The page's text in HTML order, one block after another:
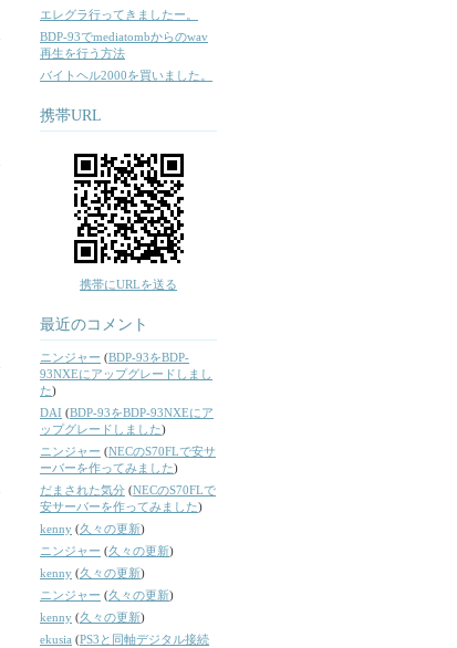
エレグラ行ってきましたー。
BDP-93でmediatombからのwav
再生を行う方法
バイトヘル2000を買いました。
携帯URL
携帯にURLを送る
最近のコメント
ニンジャー (BDP-93をBDP-
93NXEにアップグレードしまし
た)
DAI (BDP-93をBDP-93NXEにア
ップグレードしました)
ニンジャー (NECのS70FLで安サ
ーバーを作ってみました)
だまされた気分 (NECのS70FLで
安サーバーを作ってみました)
kenny (久々の更新)
ニンジャー (久々の更新)
kenny (久々の更新)
ニンジャー (久々の更新)
kenny (久々の更新)
ekusia (PS3と同軸デジタル接続